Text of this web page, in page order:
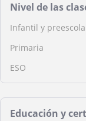
Nivel de las
Infantil y
Primaria
ESO
Educación y